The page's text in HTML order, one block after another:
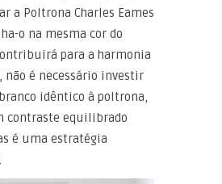
a Poltrona Charles Eames
o na mesma cor do
para a harmonia
não é necessário investir
idêntico à poltrona,
contraste equilibrado
é uma estratégia